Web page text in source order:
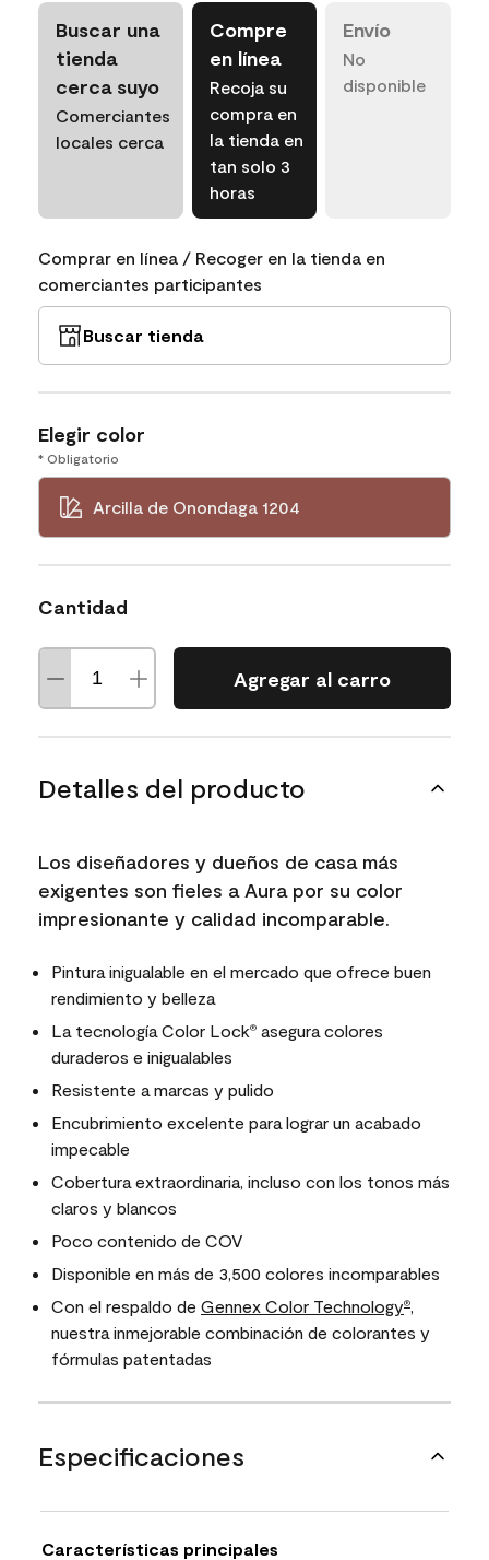
Buscar una
tienda
cerca suyo
Comerciantes
locales cerca
Compre
en línea
Recoja su
compra en
la tienda en
tan solo 3
horas
Envío
No
disponible
Comprar en línea / Recoger en la tienda en
comerciantes participantes
Buscar tienda
Elegir color
* Obligatorio
Arcilla de Onondaga 1204
Cantidad
Agregar al carro
Detalles del producto
Los diseñadores y dueños de casa más
exigentes son fieles a Aura por su color
impresionante y calidad incomparable.
Pintura inigualable en el mercado que ofrece buen
rendimiento y belleza
La tecnología Color Lock® asegura colores
duraderos e inigualables
Resistente a marcas y pulido
Encubrimiento excelente para lograr un acabado
impecable
Cobertura extraordinaria, incluso con los tonos más
claros y blancos
Poco contenido de COV
Disponible en más de 3,500 colores incomparables
Con el respaldo de Gennex Color Technology®,
nuestra inmejorable combinación de colorantes y
fórmulas patentadas
Especificaciones
Características principales